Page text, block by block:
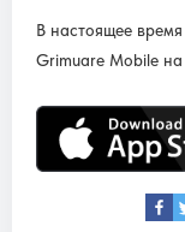
В настоящее
Grimuare Mobile на